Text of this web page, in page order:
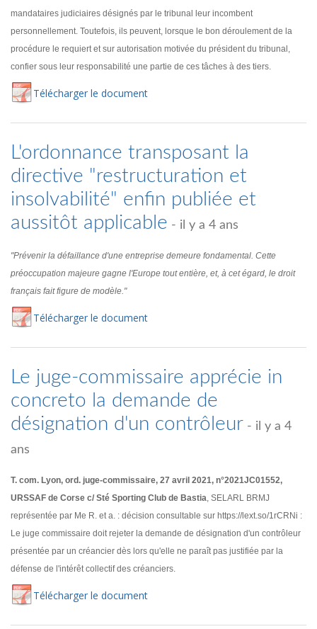
mandataires judiciaires désignés par le tribunal leur incombent
personnellement. Toutefois, ils peuvent, lorsque le bon déroulement de la
procédure le requiert et sur autorisation motivée du président du tribunal,
confier sous leur responsabilité une partie de ces tâches à des tiers.
Télécharger le document
L'ordonnance transposant la
directive "restructuration et
insolvabilité" enfin publiée et
aussitôt applicable - il y a 4 ans
"Prévenir la défaillance d'une entreprise demeure fondamental. Cette
préoccupation majeure gagne l'Europe tout entière, et, à cet égard, le droit
français fait figure de modèle."
Télécharger le document
Le juge-commissaire apprécie in
concreto la demande de
désignation d'un contrôleur - il y a 4
ans
T. com. Lyon, ord. juge-commissaire, 27 avril 2021, n°2021JC01552,
URSSAF de Corse c/ Sté Sporting Club de Bastia, SELARL BRMJ
représentée par Me R. et a. : décision consultable sur https://lext.so/1rCRNi :
Le juge commissaire doit rejeter la demande de désignation d'un contrôleur
présentée par un créancier dès lors qu'elle ne paraît pas justifiée par la
défense de l'intérêt collectif des créanciers.
Télécharger le document